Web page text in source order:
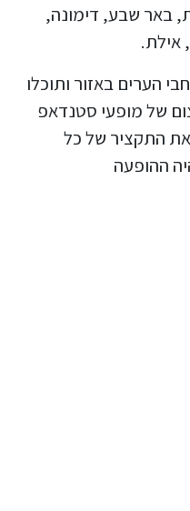
באר שבע, דימונה,
אילת.
הערים באזור ותוכלו
של מופעי סטנדאפ
את התקציר של כל
ההופעה